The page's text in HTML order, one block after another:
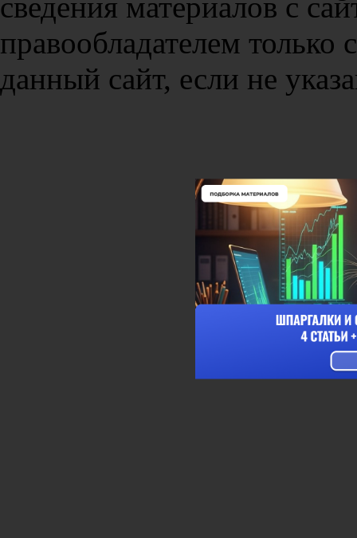
правообладателем только
данный сайт, если не